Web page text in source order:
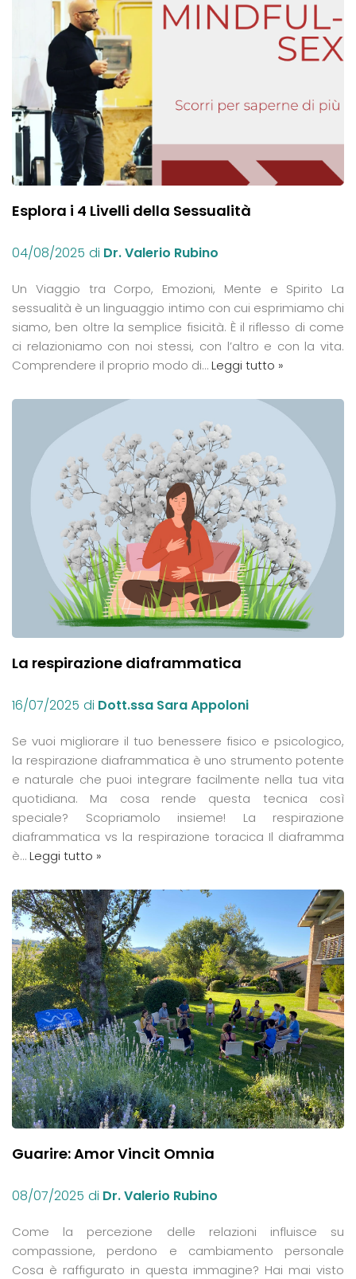
Esplora i 4 Livelli della Sessualità
04/08/2025 di Dr. Valerio Rubino
Un Viaggio tra Corpo, Emozioni, Mente e Spirito La
sessualità è un linguaggio intimo con cui esprimiamo chi
siamo, ben oltre la semplice fisicità. È il riflesso di come
ci relazioniamo con noi stessi, con l’altro e con la vita.
Comprendere il proprio modo di…Leggi tutto »
La respirazione diaframmatica
16/07/2025 di Dott.ssa Sara Appoloni
Se vuoi migliorare il tuo benessere fisico e psicologico,
la respirazione diaframmatica è uno strumento potente
e naturale che puoi integrare facilmente nella tua vita
quotidiana. Ma cosa rende questa tecnica così
speciale? Scopriamolo insieme! La respirazione
diaframmatica vs la respirazione toracica Il diaframma
è…Leggi tutto »
Guarire: Amor Vincit Omnia
08/07/2025 di Dr. Valerio Rubino
Come la percezione delle relazioni influisce su
compassione, perdono e cambiamento personale
Cosa è raffigurato in questa immagine? Hai mai visto